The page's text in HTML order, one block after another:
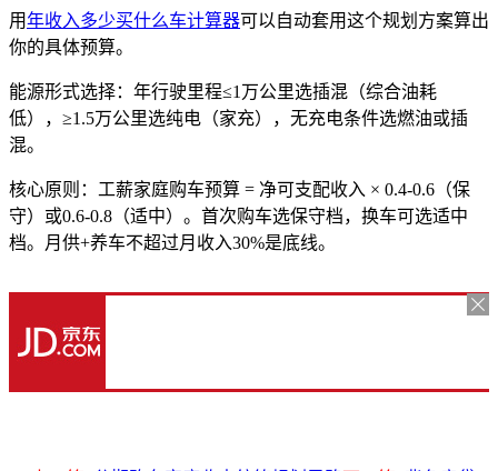
用年收入多少买什么车计算器可以自动套用这个规划方案算出
你的具体预算。
能源形式选择：年行驶里程≤1万公里选插混（综合油耗
低），≥1.5万公里选纯电（家充），无充电条件选燃油或插
混。
核心原则：工薪家庭购车预算 = 净可支配收入 × 0.4-0.6（保
守）或0.6-0.8（适中）。首次购车选保守档，换车可选适中
档。月供+养车不超过月收入30%是底线。